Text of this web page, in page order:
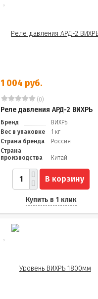
1 004 руб.
(0)
Реле давления АРД-2 ВИХРЬ
Бренд
ВИХРЬ
Вес в упаковке
1 кг
Страна бренда
Россия
Страна
производства
Китай
В корзину
Купить в 1 клик